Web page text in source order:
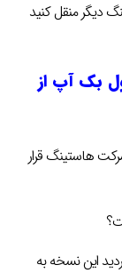
دیگر منقل کنید
بک آپ از
هاستینگ قرار
این نسخه به